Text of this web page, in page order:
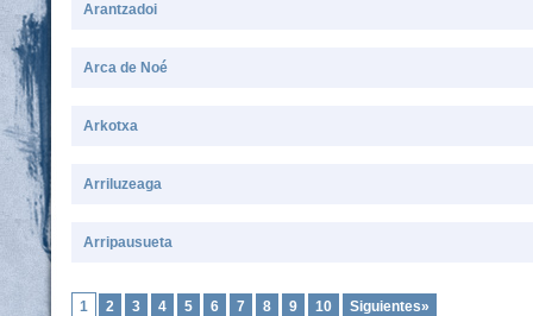
Arantzadoi
Arca de Noé
Arkotxa
Arriluzeaga
Arripausueta
1 2 3 4 5 6 7 8 9 10 Siguientes»